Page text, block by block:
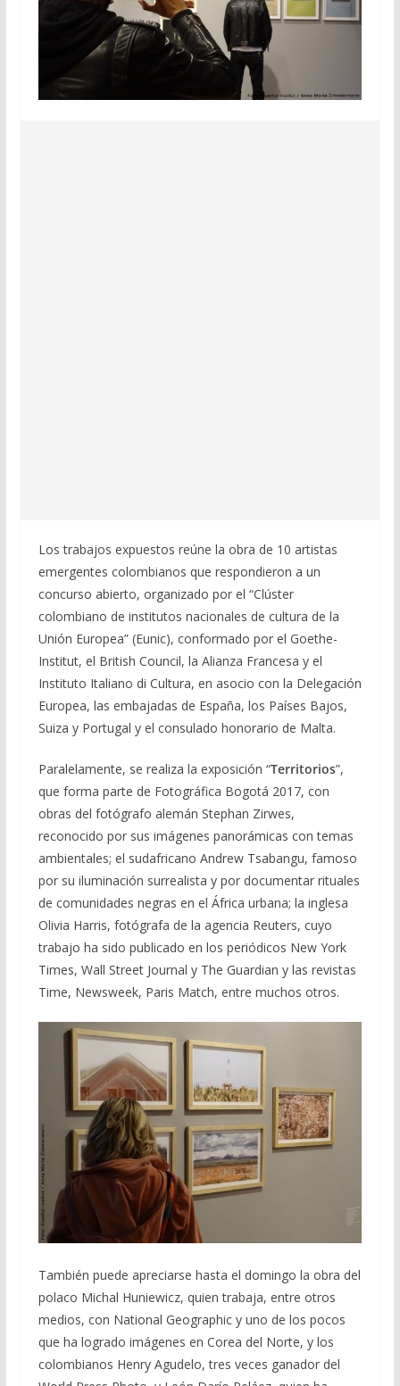
Los trabajos expuestos reúne la obra de 10 artistas
emergentes colombianos que respondieron a un
concurso abierto, organizado por el “Clúster
colombiano de institutos nacionales de cultura de la
Unión Europea” (Eunic), conformado por el Goethe-
Institut, el British Council, la Alianza Francesa y el
Instituto Italiano di Cultura, en asocio con la Delegación
Europea, las embajadas de España, los Países Bajos,
Suiza y Portugal y el consulado honorario de Malta.
Paralelamente, se realiza la exposición “Territorios”,
que forma parte de Fotográfica Bogotá 2017, con
obras del fotógrafo alemán Stephan Zirwes,
reconocido por sus imágenes panorámicas con temas
ambientales; el sudafricano Andrew Tsabangu, famoso
por su iluminación surrealista y por documentar rituales
de comunidades negras en el África urbana; la inglesa
Olivia Harris, fotógrafa de la agencia Reuters, cuyo
trabajo ha sido publicado en los periódicos New York
Times, Wall Street Journal y The Guardian y las revistas
Time, Newsweek, Paris Match, entre muchos otros.
También puede apreciarse hasta el domingo la obra del
polaco Michal Huniewicz, quien trabaja, entre otros
medios, con National Geographic y uno de los pocos
que ha logrado imágenes en Corea del Norte, y los
colombianos Henry Agudelo, tres veces ganador del